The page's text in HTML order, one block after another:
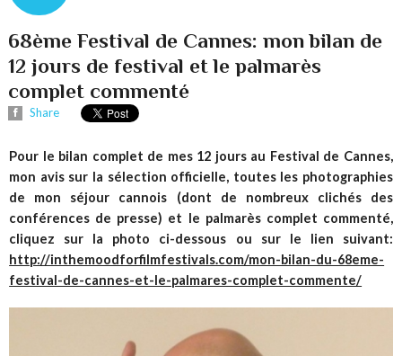
68ème Festival de Cannes: mon bilan de
12 jours de festival et le palmarès
complet commenté
Share
Pour le bilan complet de mes 12 jours au Festival de Cannes,
mon avis sur la sélection officielle, toutes les photographies
de mon séjour cannois (dont de nombreux clichés des
conférences de presse) et le palmarès complet commenté,
cliquez sur la photo ci-dessous ou sur le lien suivant:
http://inthemoodforfilmfestivals.com/mon-bilan-du-68eme-
festival-de-cannes-et-le-palmares-complet-commente/